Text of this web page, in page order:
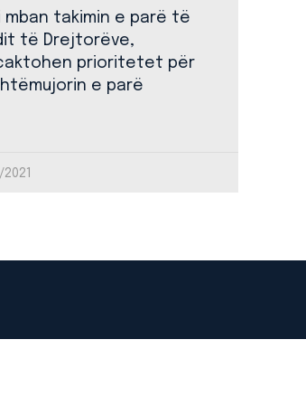
mban takimin e parë të
të Drejtorëve,
prioritetet për
e parë